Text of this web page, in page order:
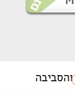
והסביבה